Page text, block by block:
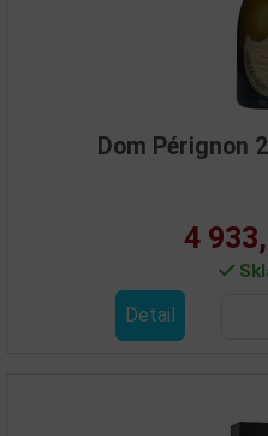
Dom Pérignon
4
Detail